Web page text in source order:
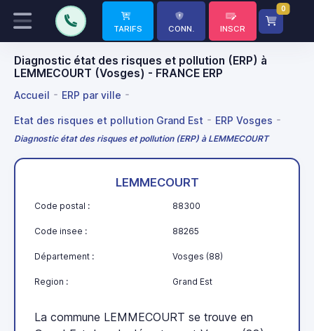
TARIFS CONN. INSCR
0
Diagnostic état des risques et pollution (ERP) à
LEMMECOURT (Vosges) - FRANCE ERP
Accueil ERP par ville
Etat des risques et pollution Grand Est ERP Vosges
Diagnostic état des risques et pollution (ERP) à LEMMECOURT
LEMMECOURT
Code postal : 88300
Code insee : 88265
Département : Vosges (88)
Region : Grand Est
La commune LEMMECOURT se trouve en